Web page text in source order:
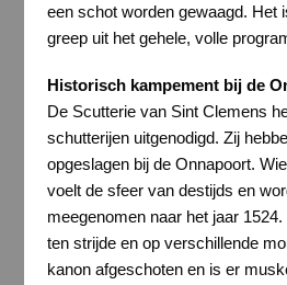
een schot worden gewaagd. Het
greep uit het gehele, volle
Historisch kampement bij de
De Scutterie van Sint Clemens
schutterijen uitgenodigd. Zij
opgeslagen bij de Onnapoort.
voelt de sfeer van destijds en
meegenomen naar het jaar
ten strijde en op verschillende
kanon afgeschoten en is er